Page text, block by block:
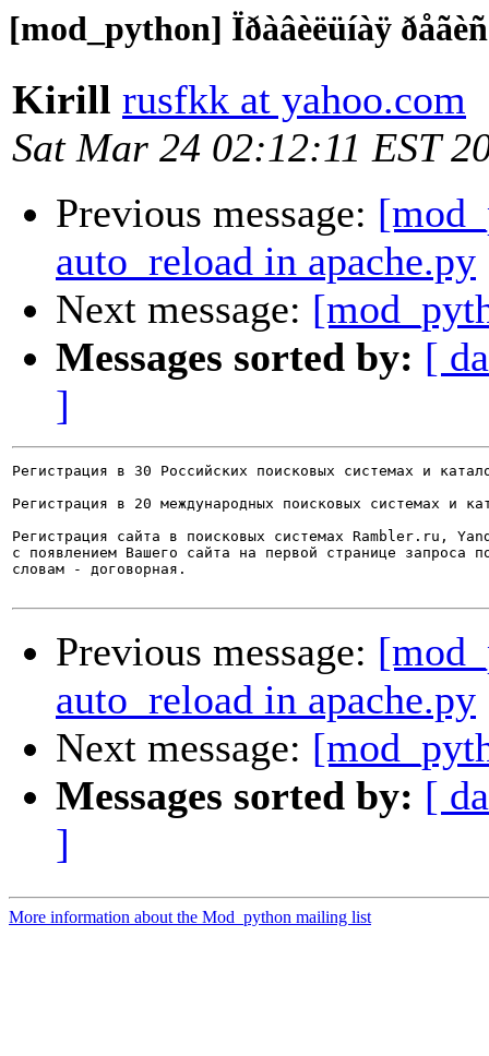
[mod_python] Ïðàâèëüíàÿ
Kirill rusfkk at yahoo.com
Sat Mar 24 02:12:11 EST
Previous message:
auto_reload in apache.py
Next message:
Messages sorted by: [
]
Регистрация в 30 Российских поисковых системах и
Регистрация в 20 международных поисковых системах и
Регистрация сайта в поисковых системах Rambler.ru,
с появлением Вашего сайта на первой странице запроса
словам - договорная.
Previous message:
auto_reload in apache.py
Next message:
Messages sorted by: [
]
More information about the Mod_python mailing list